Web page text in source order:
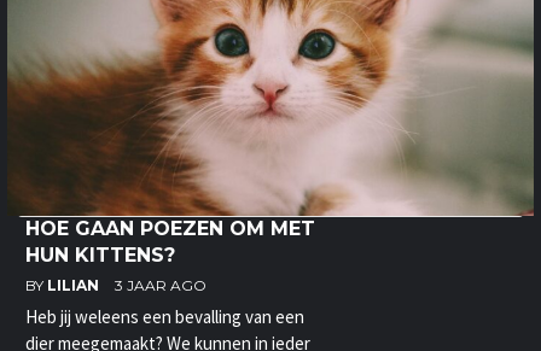
HOE GAAN POEZEN OM MET
HUN KITTENS?
BY LILIAN 3 JAAR AGO
Heb jij weleens een bevalling van een
dier meegemaakt? We kunnen in ieder